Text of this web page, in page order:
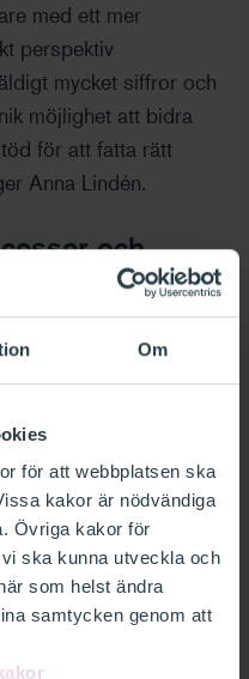
Om
för att webbplatsen ska
kakor är nödvändiga
Övriga kakor för
ska kunna utveckla och
som helst ändra
samtycken genom att
med ett mer
perspektiv
mycket siffror och
möjlighet att bidra
för att fatta rätt
Anna Lindén.
och
det kommer till
dubbelarbete och
dokumentation
inte minst –
processer inom
processer, varje
rutin, struktur och